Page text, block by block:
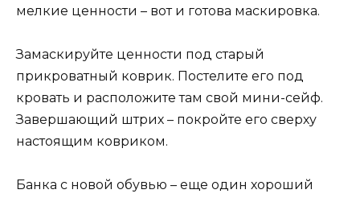
мелкие ценности – вот и готова маскировка.
Замаскируйте ценности под старый
прикроватный коврик. Постелите его под
кровать и расположите там свой мини-сейф.
Завершающий штрих – покройте его сверху
настоящим ковриком.
Банка с новой обувью – еще один хороший